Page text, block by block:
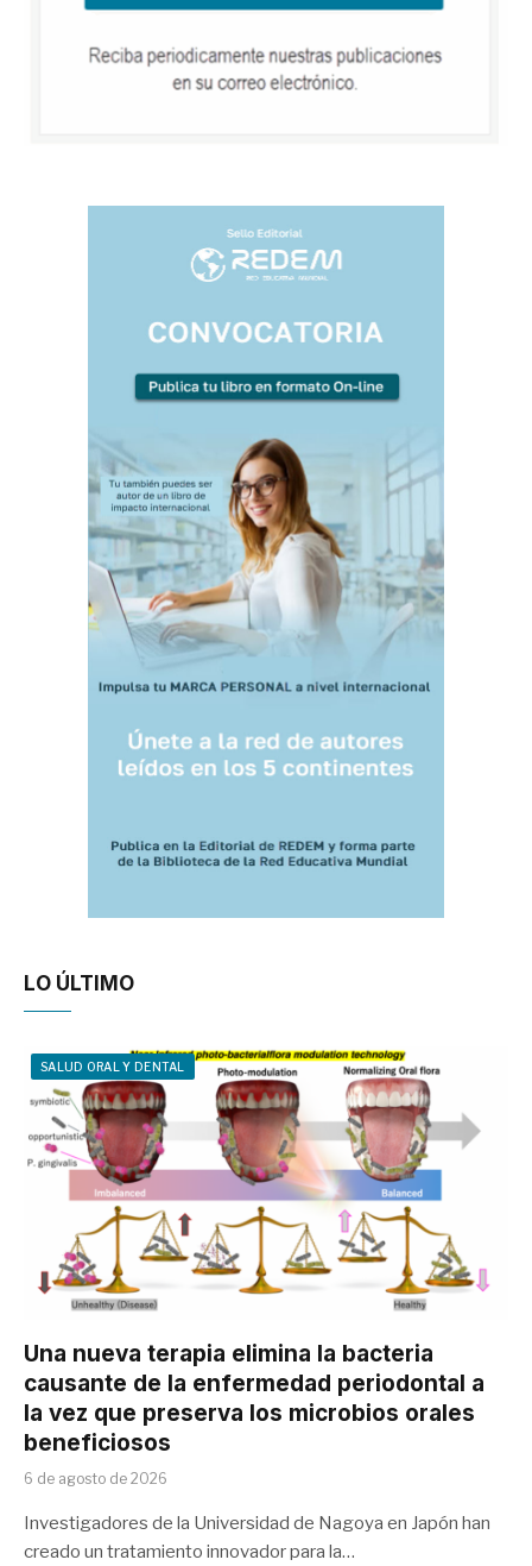
LO ÚLTIMO
SALUD ORAL Y DENTAL
Una nueva terapia elimina la bacteria
causante de la enfermedad periodontal a
la vez que preserva los microbios orales
beneficiosos
6 de agosto de 2026
Investigadores de la Universidad de Nagoya en Japón han
creado un tratamiento innovador para la…